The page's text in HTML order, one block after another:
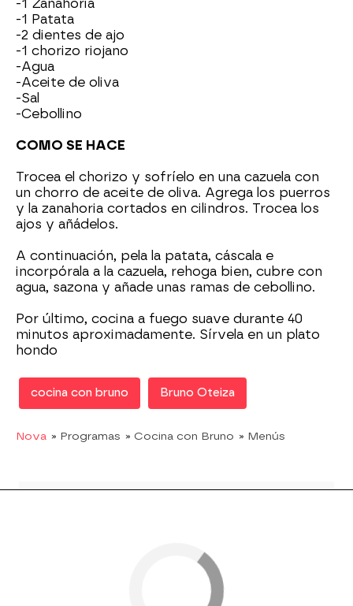
-1 Zanahoria
-1 Patata
-2 dientes de ajo
-1 chorizo riojano
-Agua
-Aceite de oliva
-Sal
-Cebollino
COMO SE HACE
Trocea el chorizo y sofríelo en una cazuela con
un chorro de aceite de oliva. Agrega los puerros
y la zanahoria cortados en cilindros. Trocea los
ajos y añádelos.
A continuación, pela la patata, cáscala e
incorpórala a la cazuela, rehoga bien, cubre con
agua, sazona y añade unas ramas de cebollino.
Por último, cocina a fuego suave durante 40
minutos aproximadamente. Sírvela en un plato
hondo
cocina con bruno Bruno Oteiza
Nova » Programas » Cocina con Bruno » Menús